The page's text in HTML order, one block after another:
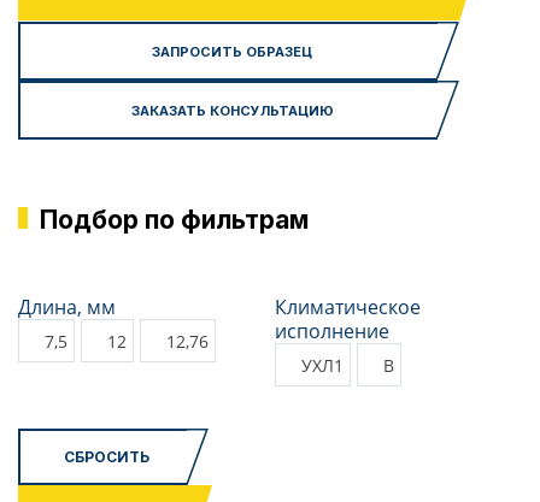
ЗАПРОСИТЬ ОБРАЗЕЦ
ЗАКАЗАТЬ КОНСУЛЬТАЦИЮ
Подбор по фильтрам
Длина, мм
7,5 12 12,76
Климатическое
исполнение
УХЛ1 В
СБРОСИТЬ